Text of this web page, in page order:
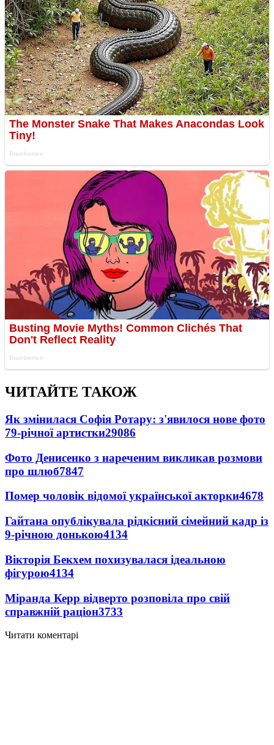
ЧИТАЙТЕ ТАКОЖ
Як змінилася Софія Ротару: з'явилося нове фото
79-річної артистки29086
Фото Денисенко з нареченим викликав розмови
про шлюб7847
Помер чоловік відомої української акторки4678
Гайтана опублікувала рідкісний сімейний кадр із
9-річною донькою4134
Вікторія Бекхем похизувалася ідеальною
фігурою4134
Міранда Керр відверто розповіла про свій
справжній раціон3733
Читати коментарі